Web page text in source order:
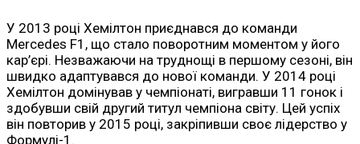
У 2013 році Хемілтон приєднався до команди
Mercedes F1, що стало поворотним моментом у його
кар’єрі. Незважаючи на труднощі в першому сезоні, він
швидко адаптувався до нової команди. У 2014 році
Хемілтон домінував у чемпіонаті, вигравши 11 гонок і
здобувши свій другий титул чемпіона світу. Цей успіх
він повторив у 2015 році, закріпивши своє лідерство у
Формулі-1.